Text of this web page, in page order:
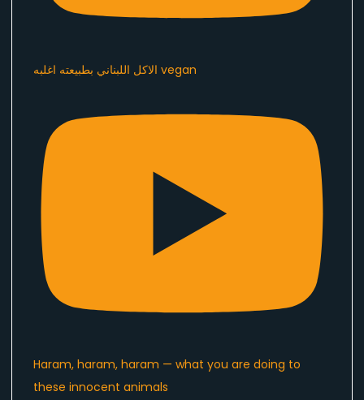
الاكل اللبناني بطبيعته اغلبه vegan
Haram, haram, haram — what you are doing to
these innocent animals